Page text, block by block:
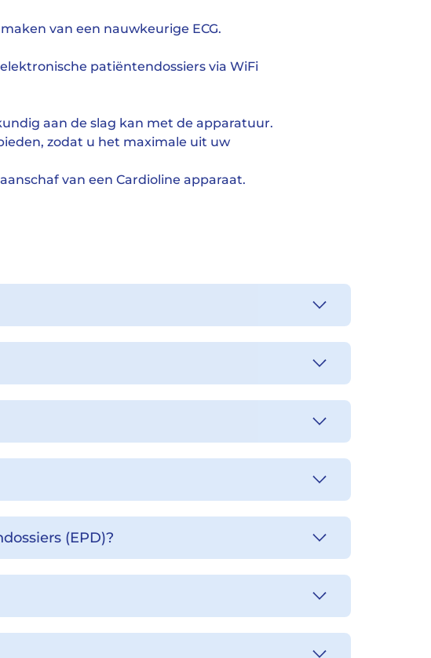
van een nauwkeurige ECG.
patiëntendossiers via WiFi
aan de slag kan met de apparatuur.
zodat u het maximale uit uw
van een Cardioline apparaat.
(EPD)?